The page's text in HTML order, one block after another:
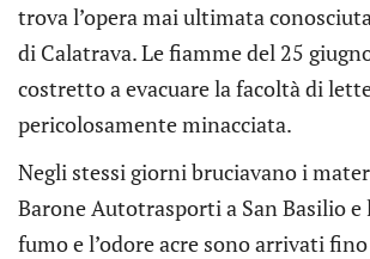
trova l’opera mai ultimata
di Calatrava. Le fiamme del 25
costretto a evacuare la facoltà di
pericolosamente minacciata.
Negli stessi giorni bruciavano i
Barone Autotrasporti a San Basilio e
fumo e l’odore acre sono arrivati